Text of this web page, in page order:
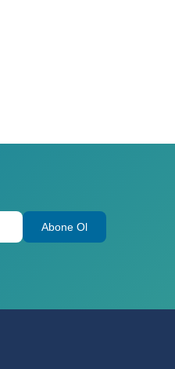
Abone Ol